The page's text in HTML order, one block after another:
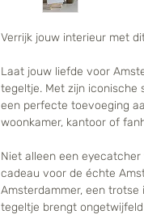
Verrijk jouw interieur met
Laat jouw liefde voor
tegeltje. Met zijn iconische
een perfecte toevoeging
woonkamer, kantoor of
Niet alleen een
cadeau voor de échte
Amsterdammer, een
tegeltje brengt